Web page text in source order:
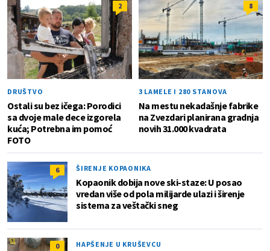
2
DRUŠTVO
Ostali su bez ičega: Porodici
sa dvoje male dece izgorela
kuća; Potrebna im pomoć
FOTO
8
3 LAMELE I 280 STANOVA
Na mestu nekadašnje fabrike
na Zvezdari planirana gradnja
novih 31.000 kvadrata
6 ŠIRENJE KOPAONIKA
Kopaonik dobija nove ski-staze: U posao
vredan više od pola milijarde ulazi i širenje
sistema za veštački sneg
0 HAPŠENJE U KRUŠEVCU